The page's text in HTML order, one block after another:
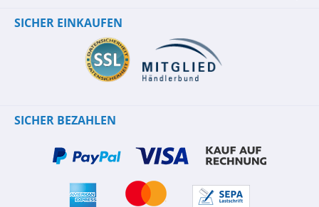
SICHER EINKAUFEN
SICHER BEZAHLEN